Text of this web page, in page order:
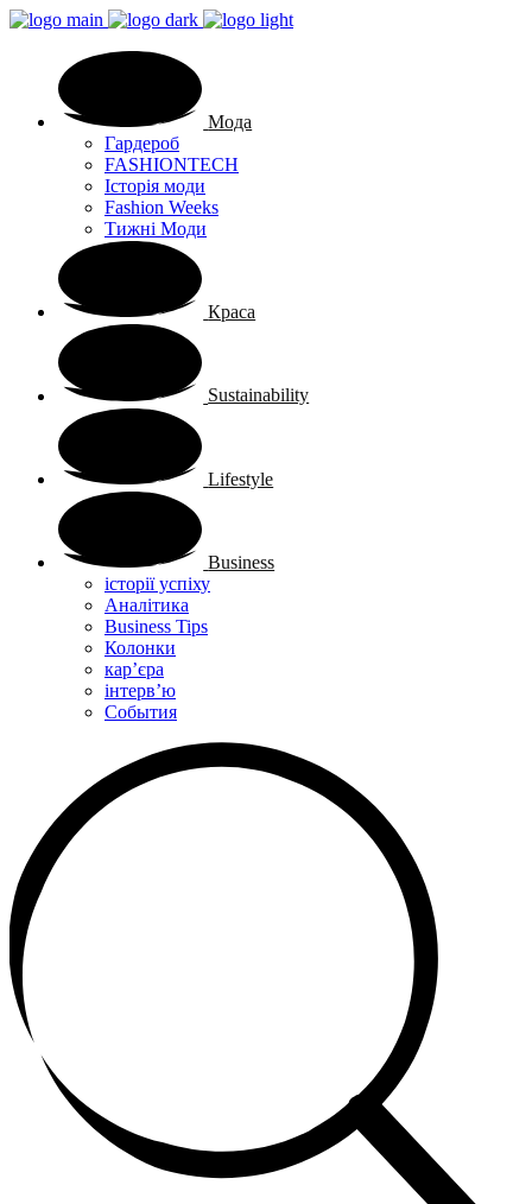
Мода
Гардероб
FASHIONTECH
Історія моди
Fashion Weeks
Тижні Моди
Краса
Sustainability
Lifestyle
Business
історії успіху
Аналітика
Business Tips
Колонки
кар’єра
інтерв’ю
Cобытия